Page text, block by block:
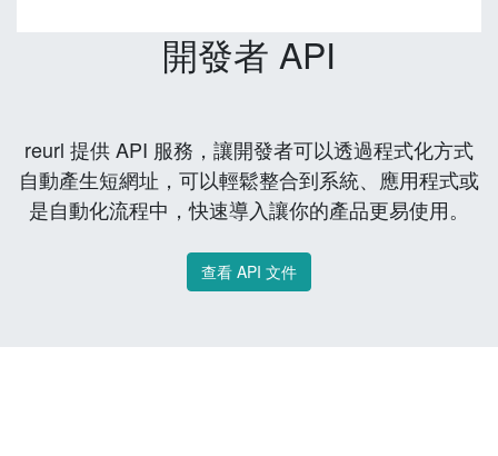
開發者 API
reurl 提供 API 服務，讓開發者可以透過程式化方式
自動產生短網址，可以輕鬆整合到系統、應用程式或
是自動化流程中，快速導入讓你的產品更易使用。
查看 API 文件